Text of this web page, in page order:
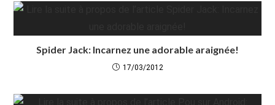
Spider Jack: Incarnez une adorable araignée!
17/03/2012